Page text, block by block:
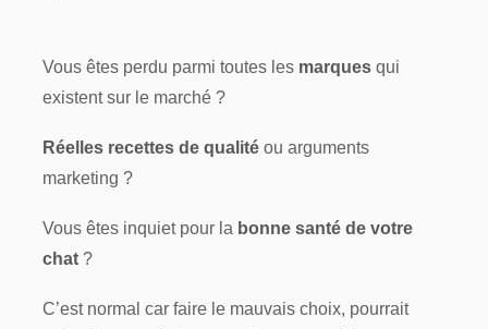
Vous êtes perdu parmi toutes les marques qui
existent sur le marché ?
Réelles recettes de qualité ou arguments
marketing ?
Vous êtes inquiet pour la bonne santé de votre
chat ?
C’est normal car faire le mauvais choix, pourrait